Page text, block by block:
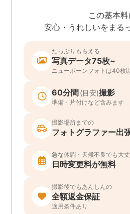
この基本料
安心・うれしいをまる
たっぷりもらえる
写真データ75枚~
ニューボーンフォトは40枚
60分間 (目安)撮影
準備・片付けなど含みます
撮影場所までの
フォトグラファー出
急な体調・天候不良でも大
日時変更料が無料
撮影後でもあんしんの
全額返金保証
適用条件あり